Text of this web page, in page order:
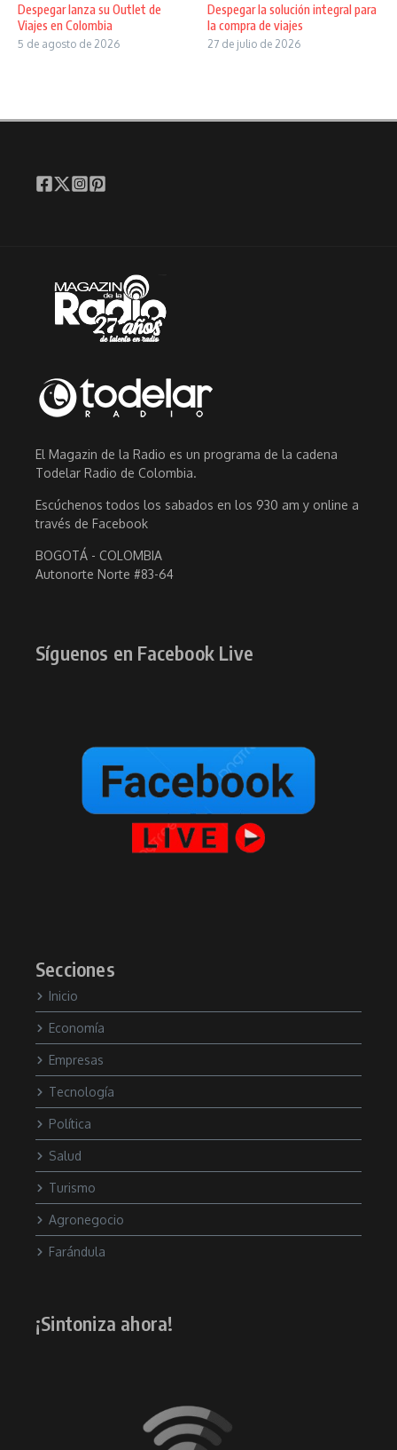
Despegar lanza su Outlet de
Viajes en Colombia
5 de agosto de 2026
Despegar la solución integral para
la compra de viajes
27 de julio de 2026
El Magazin de la Radio es un programa de la cadena
Todelar Radio de Colombia.
Escúchenos todos los sabados en los 930 am y online a
través de Facebook
BOGOTÁ - COLOMBIA
Autonorte Norte #83-64
Síguenos en Facebook Live
Secciones
Inicio
Economía
Empresas
Tecnología
Política
Salud
Turismo
Agronegocio
Farándula
¡Sintoniza ahora!